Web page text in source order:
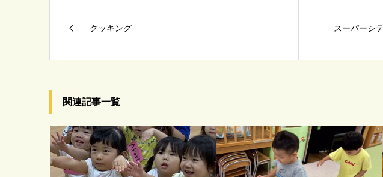
クッキング スーパーシ
関連記事一覧